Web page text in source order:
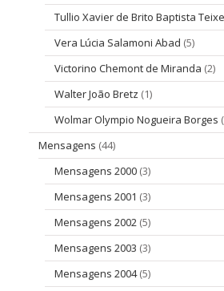
Tullio Xavier de Brito Baptista
Vera Lúcia Salamoni Abad (5)
Victorino Chemont de Miranda (2)
Walter João Bretz (1)
Wolmar Olympio Nogueira Borges
Mensagens (44)
Mensagens 2000 (3)
Mensagens 2001 (3)
Mensagens 2002 (5)
Mensagens 2003 (3)
Mensagens 2004(5)